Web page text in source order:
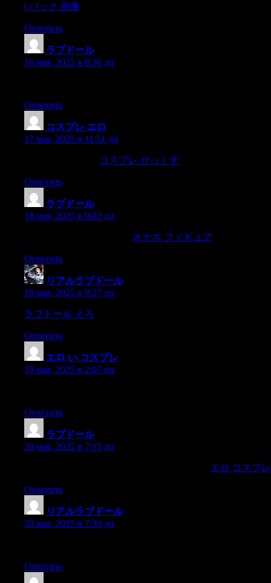
t バック 画像
Ответить
ラブドール:
16 мая, 2025 в 8:26 дп
Ответить
コスプレ エロ
17 мая, 2025 в 11:51 дп
コスプレ せっくす
Ответить
ラブドール:
18 мая, 2025 в 9:02 дп
オナホ フィギュア
Ответить
リアルラブドール:
19 мая, 2025 в 9:27 дп
ラブドール えろ
Ответить
エロ い コスプレ
19 мая, 2025 в 2:07 пп
Ответить
ラブドール:
20 мая, 2025 в 7:15 дп
エロ コスプレ
Ответить
リアルラブドール:
20 мая, 2025 в 7:30 дп
Ответить